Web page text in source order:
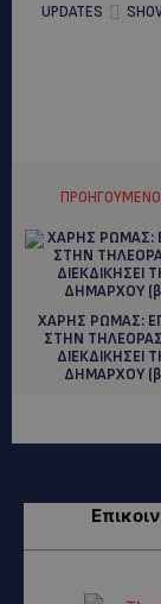
UPDATES
ΧΑΡΗΣ ΡΩΜΑΣ:
ΣΤΗΝ
ΔΙΕΚΔΙΚΗΣΕΙ
ΔΗΜΑΡΧΟΥ